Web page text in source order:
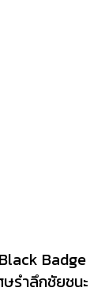
รำลึกชัยชน